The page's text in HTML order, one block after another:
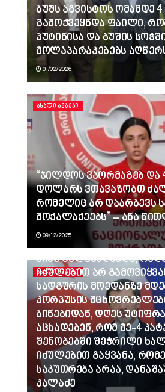
ბუშს აგვისტოს ომამდე
გამოქვეყნდა ფაილი,
პუტინისა და ბუშის
მოლაპარაკებებს
01/02/2026
ᲐᲮᲐᲚᲘ ᲐᲛᲑᲔᲑᲘ
“ჯილდოს ვაორმაგებ და
დოლარს ვთავაზობთ
რომელიც არ დაარბევს
მოქალაქეებს” – ანა
09/12/2025
ᲐᲮᲐᲚᲘ ᲐᲛᲑᲔᲑᲘ
ვინც გვლანძღავდა,
იძულებით არ
სადგურის მოედანზე
კორპუსის
ბინებიდან, დღეს
აცხადებენ, რომ მე-4
შენობებში შეჭრილი
იძულებით გაყვანა,
საკუთრება არაა,
კალაძე